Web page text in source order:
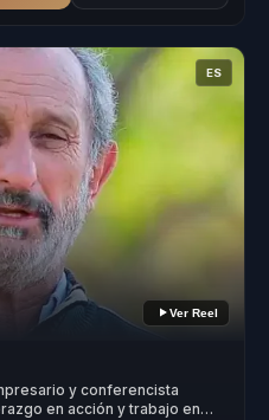
ES
Ver Reel
y conferencista
en acción y trabajo en